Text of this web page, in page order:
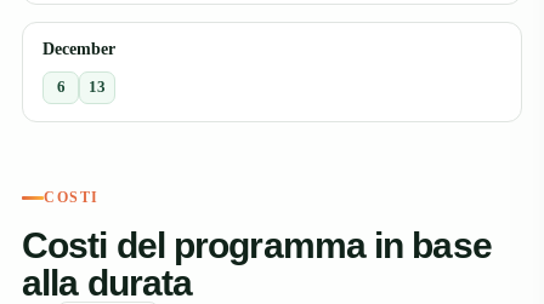
December
6 13
COSTI
Costi del programma in base
alla durata